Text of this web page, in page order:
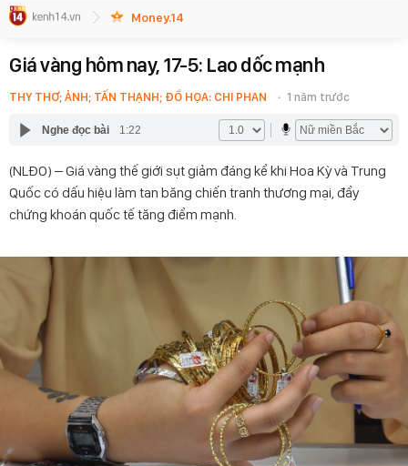
Money.14
Giá vàng hôm nay, 17-5: Lao dốc mạnh
THY THƠ; ẢNH; TẤN THẠNH; ĐỒ HỌA: CHI PHAN 1 năm trước
Nghe đọc bài 1:22
(NLĐO) – Giá vàng thế giới sụt giảm đáng kể khi Hoa Kỳ và Trung
Quốc có dấu hiệu làm tan băng chiến tranh thương mại, đẩy
chứng khoán quốc tế tăng điểm mạnh.